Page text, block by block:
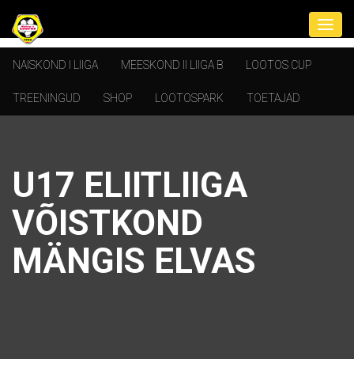
NAISKOND I LIIGA MEESKOND II LIIGA B LOOTOS CUP
TREENINGUD SHOP LOOTOSPARK TOETAJAD
U17 ELIITLIIGA
VÕISTKOND
MÄNGIS ELVAS